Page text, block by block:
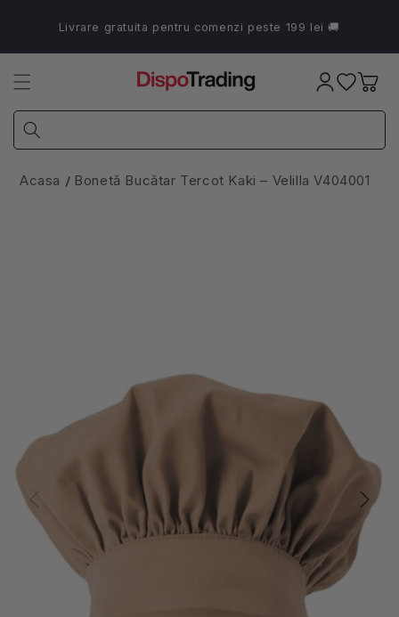
conținutLivrare gratuita pentru comenzi peste 199 lei 🚚
Coș
Acasa Bonetă Bucătar Tercot Kaki – Velilla V404001